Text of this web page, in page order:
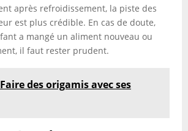
après refroidissement, la piste des
est plus crédible. En cas de doute,
a mangé un aliment nouveau ou
il faut rester prudent.
Faire des origamis avec ses